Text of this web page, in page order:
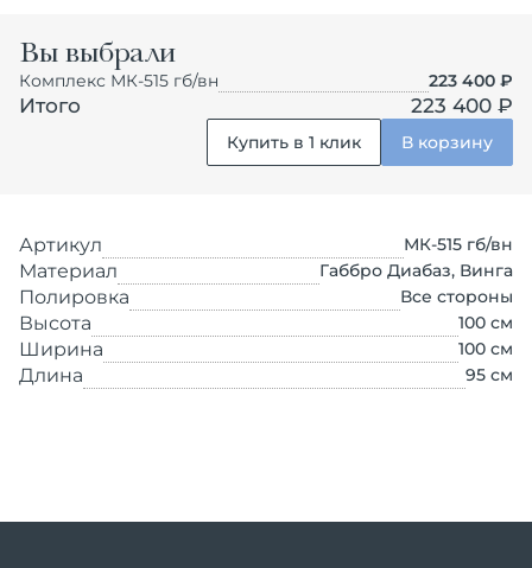
Вы выбрали
Комплекс МК-515 гб/вн 223 400 ₽
Итого 223 400 ₽
Купить в 1 клик В корзину
Артикул МК-515 гб/вн
Материал Габбро Диабаз, Винга
Полировка Все стороны
Высота 100 см
Ширина 100 см
Длина 95 см